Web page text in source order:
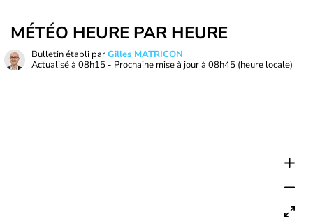
MÉTÉO HEURE PAR HEURE
Bulletin établi parGilles MATRICON
Actualisé à 08h15 - Prochaine mise à jour à 08h45 (heure locale)